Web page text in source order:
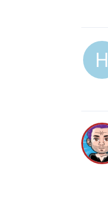
H